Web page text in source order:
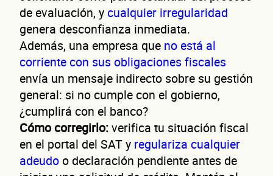
de evaluación, ycualquier irregularidad
genera desconfianza inmediata.
Además, una empresa que no está al
corriente con sus obligaciones fiscales
envía un mensaje indirecto sobre su gestión
general: si no cumple con el gobierno,
¿cumplirá con el banco?
Cómo corregirlo:verifica tu situación fiscal
en el portal del SAT y regulariza cualquier
adeudoo declaración pendiente antes de